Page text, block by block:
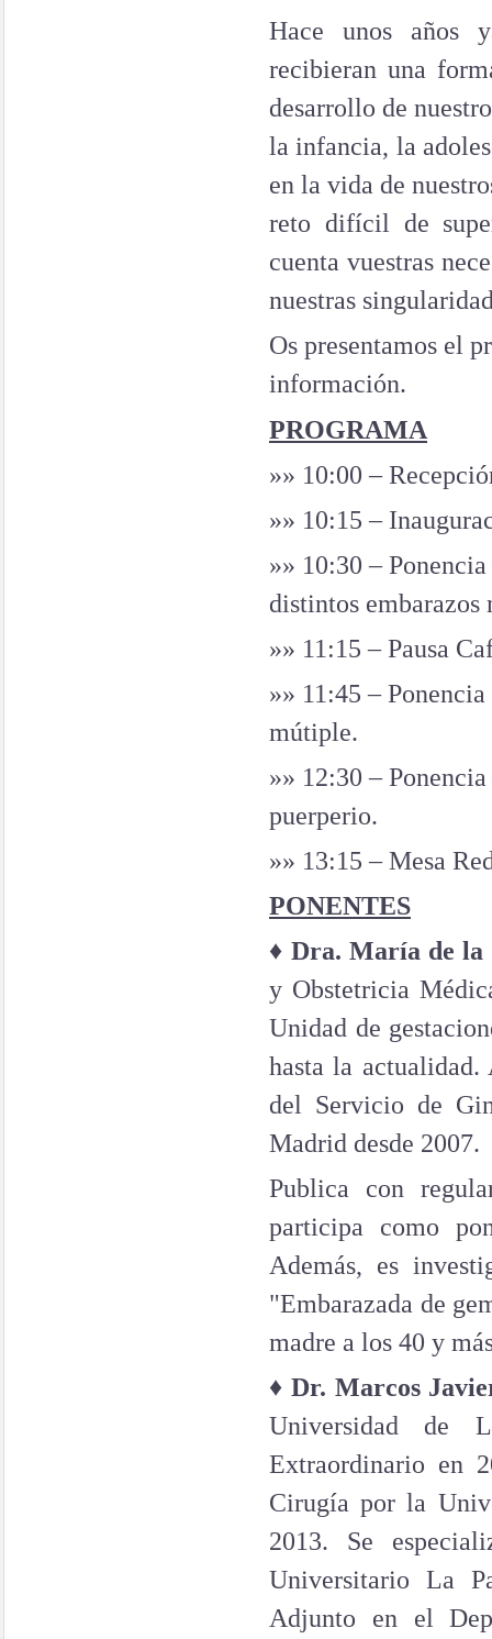
Hace unos años
recibieran una
desarrollo de
la infancia, la
en la vida de
reto difícil de
cuenta vuestras
nuestras
Os presentamos el
información.
PROGRAMA
»» 10:00 –
»» 10:15 –
»» 10:30 –
distintos embarazos
»» 11:15 – Pausa
»» 11:45 –
mútiple.
»» 12:30 –
puerperio.
»» 13:15 – Mesa
PONENTES
♦ Dra. María de
y Obstetricia
Unidad de
hasta la
del Servicio de
Madrid desde 2007.
Publica con
participa como
Además, es
"Embarazada de
madre a los 40 y
♦Dr. Marcos
Universidad de
Extraordinario en
Cirugía por la
2013. Se
Universitario La
Adjunto en el